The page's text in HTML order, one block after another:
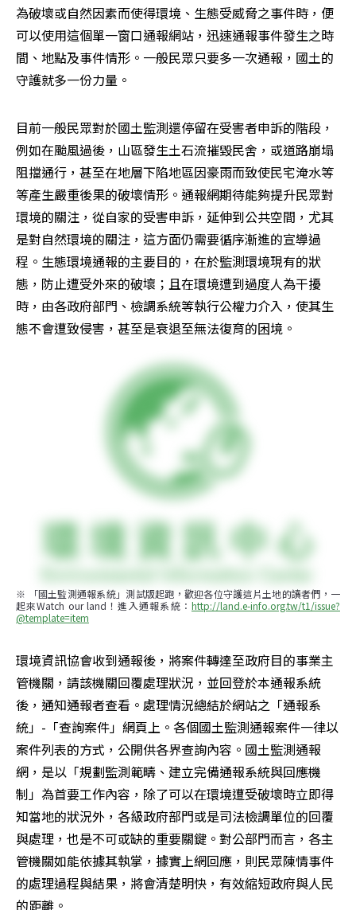
為破壞或自然因素而使得環境、生態受威脅之事件時，便
可以使用這個單一窗口通報網站，迅速通報事件發生之時
間、地點及事件情形。一般民眾只要多一次通報，國土的
守護就多一份力量。
目前一般民眾對於國土監測還停留在受害者申訴的階段，
例如在颱風過後，山區發生土石流摧毀民舍，或道路崩塌
阻擋通行，甚至在地層下陷地區因豪雨而致使民宅淹水等
等產生嚴重後果的破壞情形。通報網期待能夠提升民眾對
環境的關注，從自家的受害申訴，延伸到公共空間，尤其
是對自然環境的關注，這方面仍需要循序漸進的宣導過
程。生態環境通報的主要目的，在於監測環境現有的狀
態，防止遭受外來的破壞；且在環境遭到過度人為干擾
時，由各政府部門、檢調系統等執行公權力介入，使其生
態不會遭致侵害，甚至是衰退至無法復育的困境。
※ 「國土監測通報系統」測試版起跑，歡迎各位守護這片土地的讀者們，一
起來Watch our land！進入通報系統： http://land.e-info.org.tw/t1/issue?
@template=item
環境資訊協會收到通報後，將案件轉達至政府目的事業主
管機關，請該機關回覆處理狀況，並回登於本通報系統
後，通知通報者查看。處理情況總結於網站之「通報系
統」-「查詢案件」網頁上。各個國土監測通報案件一律以
案件列表的方式，公開供各界查詢內容。國土監測通報
網，是以「規劃監測範疇、建立完備通報系統與回應機
制」為首要工作內容，除了可以在環境遭受破壞時立即得
知當地的狀況外，各級政府部門或是司法檢調單位的回覆
與處理，也是不可或缺的重要關鍵。對公部門而言，各主
管機關如能依據其執掌，據實上網回應，則民眾陳情事件
的處理過程與結果，將會清楚明快，有效縮短政府與人民
的距離。